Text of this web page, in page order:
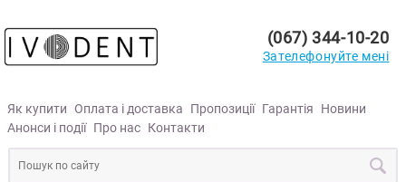
Як купити Оплата і доставка Пропозиції Гарантія
Новини
Анонси і події Про нас Контакти
(067) 344-10-20
Зателефонуйте мені